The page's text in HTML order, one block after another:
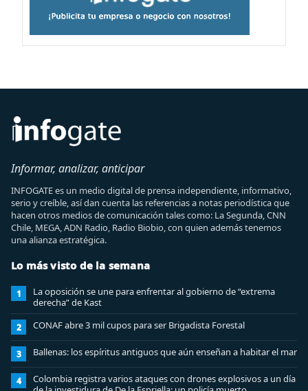
Informar, analizar, anticipar
INFOGATE es un medio digital de prensa independiente, informativo,
serio y creíble, así dan cuenta las referencias a notas periodística que
hacen otros medios de comunicación tales como: La Segunda, CNN
Chile, MEGA, ADN Radio, Radio Biobio, con quien además tenemos
una alianza estratégica.
Lo más visto de la semana
1
La oposición se une para enfrentar al gobierno de “extrema
derecha” de Kast
2 CONAF abre 3 mil cupos para ser Brigadista Forestal
3 Ballenas: los espíritus antiguos que aún enseñan a habitar el mar
4
Colombia registra varios ataques con drones explosivos a un día